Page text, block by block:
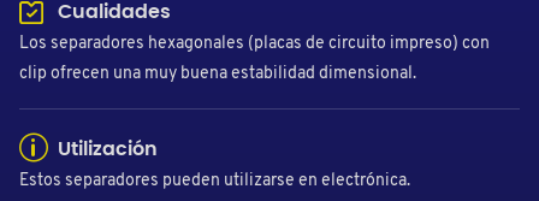
Cualidades
Los separadores hexagonales (placas de circuito impreso) con
clip ofrecen una muy buena estabilidad dimensional.
Utilización
Estos separadores pueden utilizarse en electrónica.